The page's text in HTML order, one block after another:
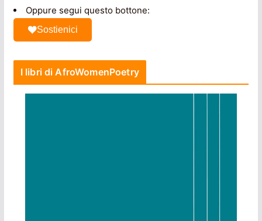
Oppure segui questo bottone:
Sostienici
I libri di AfroWomenPoetry